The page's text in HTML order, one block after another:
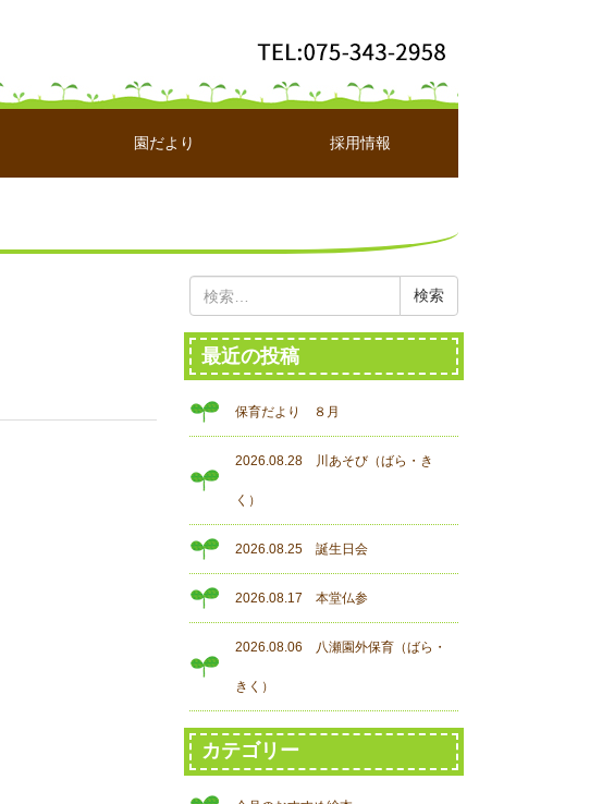
園だより 採用情報
最近の投稿
保育だより ８月
2026.08.28 川あそび（ばら・き
く）
2026.08.25 誕生日会
2026.08.17 本堂仏参
2026.08.06 八瀬園外保育（ばら・
きく）
カテゴリー